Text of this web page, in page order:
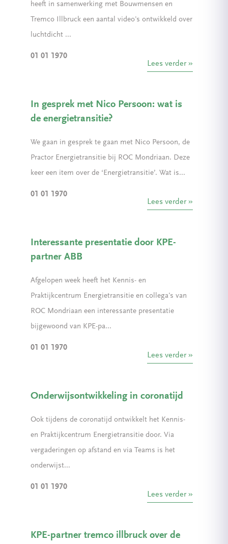
heeft in samenwerking met Bouwmensen en
Tremco Illbruck een aantal video's ontwikkeld over
luchtdicht ...
01 01 1970
Lees verder
In gesprek met Nico Persoon: wat is
de energietransitie?
We gaan in gesprek te gaan met Nico Persoon, de
Practor Energietransitie bij ROC Mondriaan. Deze
keer een item over de ‘Energietransitie’. Wat is...
01 01 1970
Lees verder
Interessante presentatie door KPE-
partner ABB
Afgelopen week heeft het Kennis- en
Praktijkcentrum Energietransitie en collega's van
ROC Mondriaan een interessante presentatie
bijgewoond van KPE-pa...
01 01 1970
Lees verder
Onderwijsontwikkeling in coronatijd
Ook tijdens de coronatijd ontwikkelt het Kennis-
en Praktijkcentrum Energietransitie door. Via
vergaderingen op afstand en via Teams is het
onderwijst...
01 01 1970
Lees verder
KPE-partner tremco illbruck over de